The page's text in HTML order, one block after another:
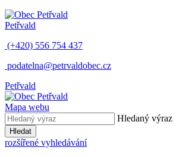
Petřvald
(+420) 556 754 437
podatelna@petrvaldobec.cz
Petřvald
Mapa webu
Hledaný výraz
Hledat
rozšířené vyhledávání